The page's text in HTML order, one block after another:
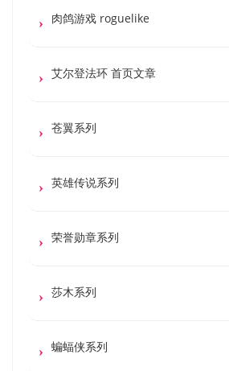
肉鸽游戏 roguelike
艾尔登法环 首页文章
苍翼系列
英雄传说系列
荣誉勋章系列
莎木系列
蝙蝠侠系列